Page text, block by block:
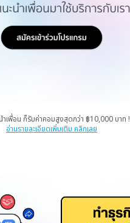
ำเพื่อน ก็รับค่าคอมสูงสุดกว่า ฿10,000 บาท !
อ่านรายละเอียดเพิ่มเติม คลิกเลย